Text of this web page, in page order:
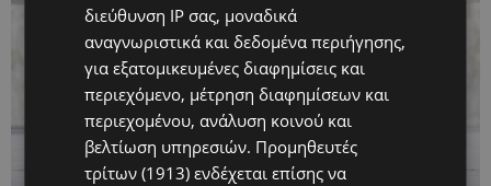
διεύθυνση IP σας, μοναδικά
αναγνωριστικά και δεδομένα περιήγησης,
για εξατομικευμένες διαφημίσεις και
περιεχόμενο, μέτρηση διαφημίσεων και
περιεχομένου, ανάλυση κοινού και
βελτίωση υπηρεσιών. Προμηθευτές
τρίτων (1913) ενδέχεται επίσης να